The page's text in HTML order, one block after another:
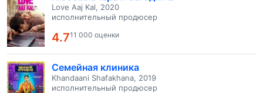
Love Aaj Kal, 2020
исполнительный продюсер
4.711 000 оценки
Семейная клиника
Khandaani Shafakhana, 2019
исполнительный продюсер